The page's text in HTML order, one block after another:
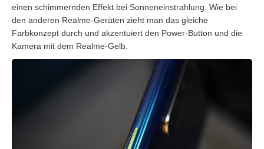
einen schimmernden Effekt bei Sonneneinstrahlung. Wie bei
den anderen Realme-Geräten zieht man das gleiche
Farbkonzept durch und akzentuiert den Power-Button und die
Kamera mit dem Realme-Gelb.